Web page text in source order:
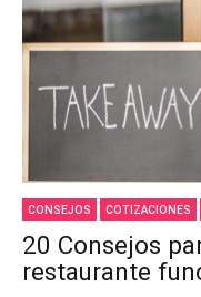
CONSEJOS COTIZACIONES
20 Consejos
restaurante